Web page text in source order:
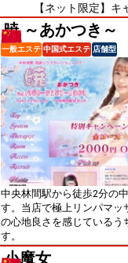
ット限定】キャンペー
暁 ～あかつき～
一般エステ 中国式エステ 店舗型
中央林間駅から徒歩2分の
す。当店で極上リンパマッ
の心地良さを感じているう
す。
小魔女